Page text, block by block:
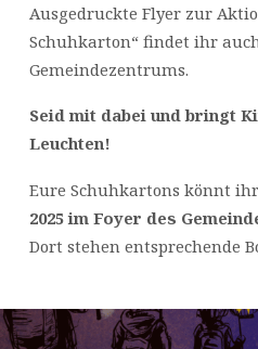
Ausgedruckte Flyer zur
Schuhkarton“ findet ihr
Gemeindezentrums.
Seid mit dabei und bringt
Leuchten!
Eure Schuhkartons könnt ihr
2025 im Foyer des
Dort stehen entsprechende